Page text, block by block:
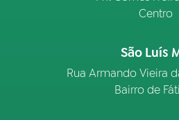
Centro
São Luís
Rua Armando Vieira
Bairro de